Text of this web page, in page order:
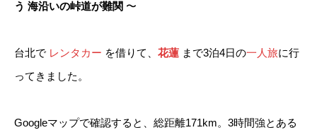
う 海沿いの峠道が難関 〜
台北で レンタカー を借りて、 花蓮 まで3泊4日の一人旅に行
ってきました。
Googleマップで確認すると、総距離171km。3時間強とある